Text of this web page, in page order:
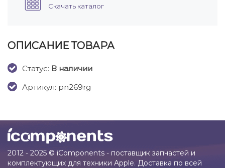
Скачать каталог
ОПИСАНИЕ ТОВАРА
Cтатус: В наличии
Артикул: pn269rg
2012 - 2025 © iComponents - поставщик запчастей и
комплектующих для техники Apple. Доставка по всей